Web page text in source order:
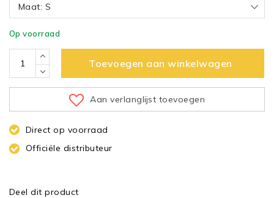
Maat: S
Op voorraad
Toevoegen aan winkelwagen
Aan verlanglijst toevoegen
Direct op voorraad
Officiële distributeur
Deel dit product